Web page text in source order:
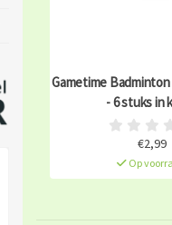
Gametime
- 6 stuks in
€2,99
Op